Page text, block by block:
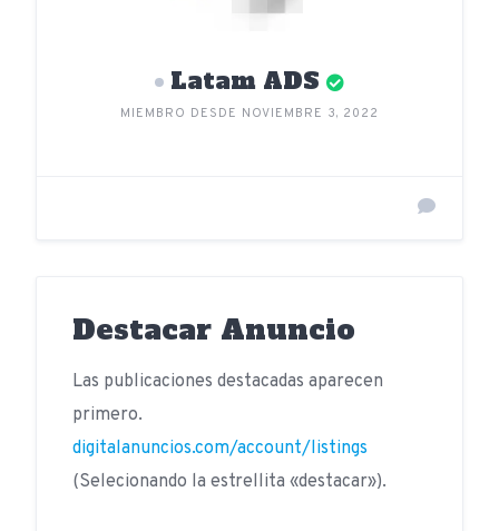
Latam ADS
MIEMBRO DESDE NOVIEMBRE 3, 2022
Destacar Anuncio
Las publicaciones destacadas aparecen
primero.
digitalanuncios.com/account/listings
(Selecionando la estrellita «destacar»).